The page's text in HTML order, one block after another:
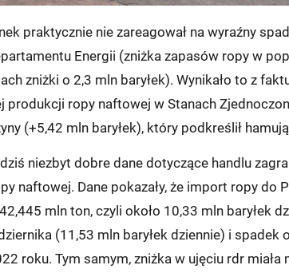
praktycznie nie zareagował na wyraźny
Energii (zniżka zapasów ropy w
zniżki o 2,3 mln baryłek). Wynikało to z
ropy naftowej w Stanach
(+5,42 mln baryłek), który podkreślił
dziś niezbyt dobre dane dotyczące handlu
naftowej. Dane pokazały, że import ropy do
mln ton, czyli około 10,33 mln baryłek
(11,53 mln baryłek dziennie) i spadek
roku. Tym samym, zniżka w ujęciu rdr miała